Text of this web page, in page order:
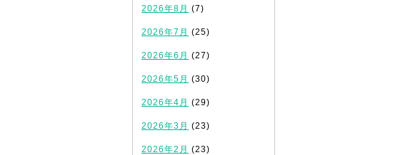
2026年8月 (7)
2026年7月 (25)
2026年6月 (27)
2026年5月 (30)
2026年4月 (29)
2026年3月 (23)
2026年2月 (23)